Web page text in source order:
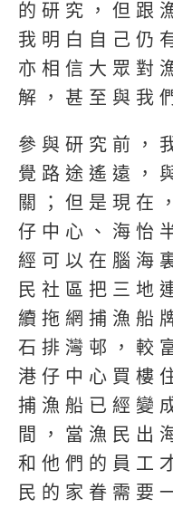
的研究，但跟
我明白自己仍
亦相信大眾對
解，甚至與我
參與研究前，
覺路途遙遠，
關；但是現在
仔中心、海怡
經可以在腦海
民社區把三地
續拖網捕漁船
石排灣邨，較
港仔中心買樓
捕漁船已經變
間，當漁民出
和他們的員工
民的家眷需要